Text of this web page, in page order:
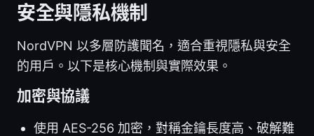
安全與隱私機制
NordVPN 以多層防護聞名，適合重視隱私與安全
的用戶。以下是核心機制與實際效果。
加密與協議
使用 AES-256 加密，對稱金鑰長度高、破解難